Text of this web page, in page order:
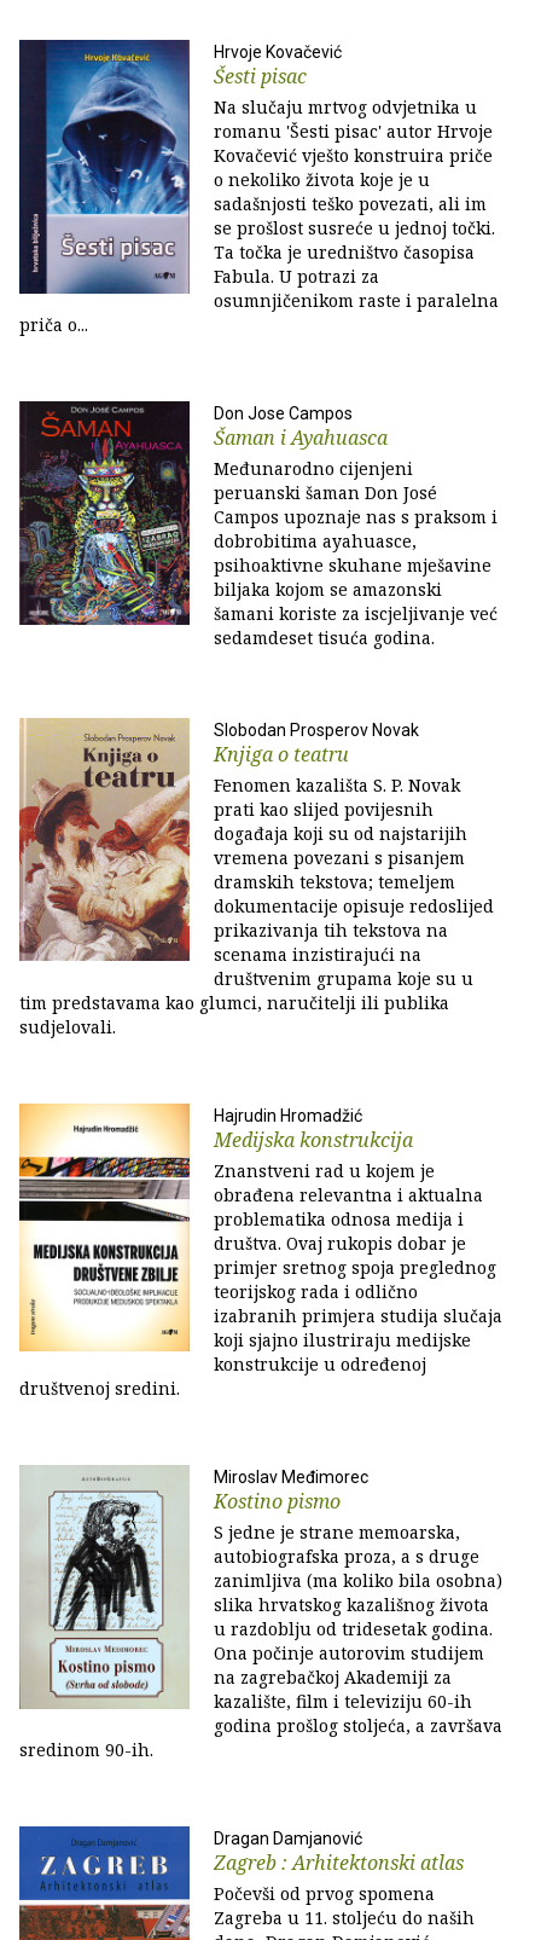
Hrvoje Kovačević
Šesti pisac
Na slučaju mrtvog odvjetnika u
romanu 'Šesti pisac' autor Hrvoje
Kovačević vješto konstruira priče
o nekoliko života koje je u
sadašnjosti teško povezati, ali im
se prošlost susreće u jednoj točki.
Ta točka je uredništvo časopisa
Fabula. U potrazi za
osumnjičenikom raste i paralelna
priča o...
Don Jose Campos
Šaman i Ayahuasca
Međunarodno cijenjeni
peruanski šaman Don José
Campos upoznaje nas s praksom i
dobrobitima ayahuasce,
psihoaktivne skuhane mješavine
biljaka kojom se amazonski
šamani koriste za iscjeljivanje već
sedamdeset tisuća godina.
Slobodan Prosperov Novak
Knjiga o teatru
Fenomen kazališta S. P. Novak
prati kao slijed povijesnih
događaja koji su od najstarijih
vremena povezani s pisanjem
dramskih tekstova; temeljem
dokumentacije opisuje redoslijed
prikazivanja tih tekstova na
scenama inzistirajući na
društvenim grupama koje su u
tim predstavama kao glumci, naručitelji ili publika
sudjelovali.
Hajrudin Hromadžić
Medijska konstrukcija
Znanstveni rad u kojem je
obrađena relevantna i aktualna
problematika odnosa medija i
društva. Ovaj rukopis dobar je
primjer sretnog spoja preglednog
teorijskog rada i odlično
izabranih primjera studija slučaja
koji sjajno ilustriraju medijske
konstrukcije u određenoj
društvenoj sredini.
Miroslav Međimorec
Kostino pismo
S jedne je strane memoarska,
autobiografska proza, a s druge
zanimljiva (ma koliko bila osobna)
slika hrvatskog kazališnog života
u razdoblju od tridesetak godina.
Ona počinje autorovim studijem
na zagrebačkoj Akademiji za
kazalište, film i televiziju 60-ih
godina prošlog stoljeća, a završava
sredinom 90-ih.
Dragan Damjanović
Zagreb : Arhitektonski atlas
Počevši od prvog spomena
Zagreba u 11. stoljeću do naših